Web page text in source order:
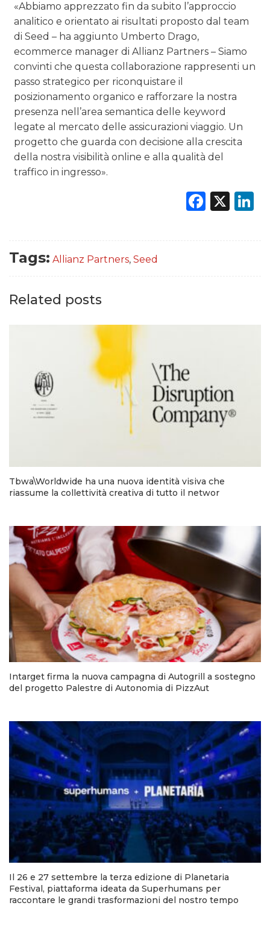
«Abbiamo apprezzato fin da subito l’approccio
analitico e orientato ai risultati proposto dal team
di Seed – ha aggiunto Umberto Drago,
ecommerce manager di Allianz Partners – Siamo
convinti che questa collaborazione rappresenti un
passo strategico per riconquistare il
posizionamento organico e rafforzare la nostra
presenza nell’area semantica delle keyword
legate al mercato delle assicurazioni viaggio. Un
progetto che guarda con decisione alla crescita
della nostra visibilità online e alla qualità del
traffico in ingresso».
X
Tags: Allianz Partners, Seed
Related posts
Tbwa\Worldwide ha una nuova identità visiva che
riassume la collettività creativa di tutto il networ
Intarget firma la nuova campagna di Autogrill a sostegno
del progetto Palestre di Autonomia di PizzAut
Il 26 e 27 settembre la terza edizione di Planetaria
Festival, piattaforma ideata da Superhumans per
raccontare le grandi trasformazioni del nostro tempo